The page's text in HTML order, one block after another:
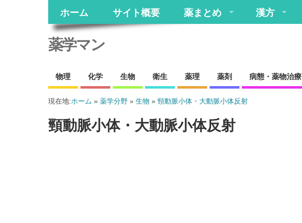
ホーム サイト概要 薬まとめ 漢方
薬学マン
物理 化学 生物 衛生 薬理 薬剤 病態・薬物治療
現在地:ホーム » 薬学分野 » 生物 » 頸動脈小体・大動脈小体反射
頸動脈小体・大動脈小体反射